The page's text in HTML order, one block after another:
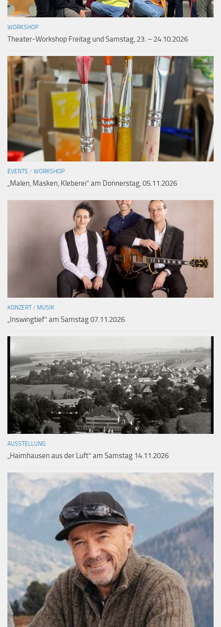
WORKSHOP
Theater-Workshop Freitag und Samstag, 23. – 24.10.2026
EVENTS / WORKSHOP
„Malen, Masken, Kleberei“ am Donnerstag, 05.11.2026
KONZERT/ MUSIK
„Inswingtief“ am Samstag 07.11.2026
AUSSTELLUNG
„Haimhausen aus der Luft“ am Samstag 14.11.2026